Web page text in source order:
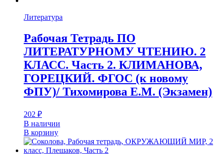
Литература
Рабочая Тетрадь ПО
ЛИТЕРАТУРНОМУ ЧТЕНИЮ. 2
КЛАСС. Часть 2. КЛИМАНОВА,
ГОРЕЦКИЙ. ФГОС (к новому
ФПУ)/ Тихомирова Е.М. (Экзамен)
202 ₽
В наличии
В корзину